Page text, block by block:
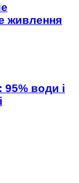
живлення
95% води і